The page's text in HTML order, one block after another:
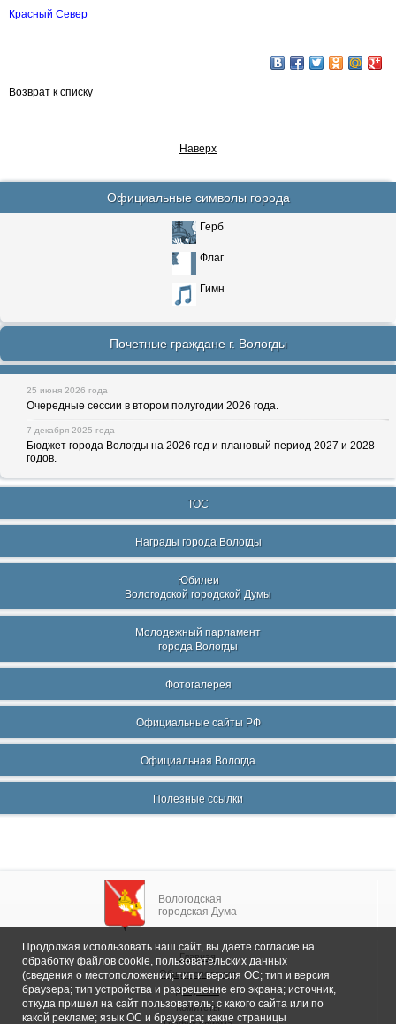
Красный Север
Возврат к списку
Наверх
Официальные символы города
Герб
Флаг
Гимн
Почетные граждане г. Вологды
25 июня 2026 года
Очередные сессии в втором полугодии 2026 года.
7 декабря 2025 года
Бюджет города Вологды на 2026 год и плановый период 2027 и 2028
годов.
ТОС
Награды города Вологды
Юбилеи
Вологодской городской Думы
Молодежный парламент
города Вологды
Фотогалерея
Официальные сайты РФ
Официальная Вологда
Полезные ссылки
Вологодская
городская Дума
Главная
Общие сведения
Депутаты
Комитеты
Продолжая использовать наш сайт, вы даете согласие на
обработку файлов cookie, пользовательских данных
(сведения о местоположении; тип и версия ОС; тип и версия
браузера; тип устройства и разрешение его экрана; источник,
откуда пришел на сайт пользователь; с какого сайта или по
какой рекламе; язык ОС и браузера; какие страницы